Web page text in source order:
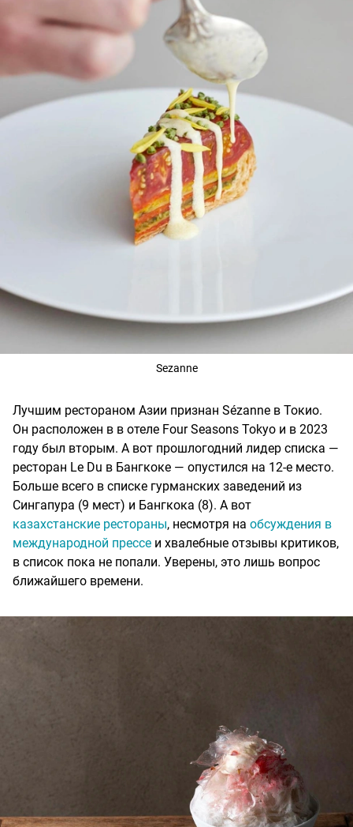
Sezanne
Лучшим рестораном Азии признан Sézanne в Токио.
Он расположен в в отеле Four Seasons Tokyo и в 2023
году был вторым. А вот прошлогодний лидер списка —
ресторан Le Du в Бангкоке — опустился на 12-е место.
Больше всего в списке гурманских заведений из
Сингапура (9 мест) и Бангкока (8). А вот
казахстанские рестораны, несмотря на обсуждения в
международной прессе и хвалебные отзывы критиков,
в список пока не попали. Уверены, это лишь вопрос
ближайшего времени.